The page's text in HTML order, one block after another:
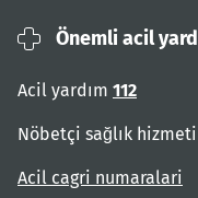
Önemli acil
Acil yardım 112
Nöbetçi sağlık hizmeti
Acil cagri numaralari